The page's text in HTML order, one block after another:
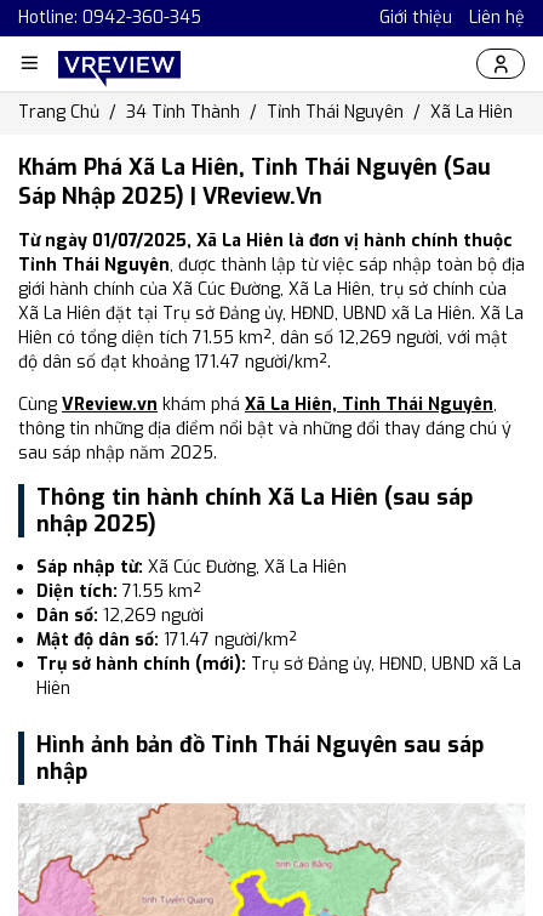
Hotline: 0942-360-345 Giới thiệu Liên hệ
Trang Chủ 34 Tỉnh Thành Tỉnh Thái Nguyên Xã La Hiên
Khám Phá Xã La Hiên, Tỉnh Thái Nguyên (Sau
Sáp Nhập 2025) | VReview.vn
Từ ngày 01/07/2025, Xã La Hiên là đơn vị hành chính thuộc
Tỉnh Thái Nguyên, được thành lập từ việc sáp nhập toàn bộ địa
giới hành chính của Xã Cúc Đường, Xã La Hiên, trụ sở chính của
Xã La Hiên đặt tại Trụ sở Đảng ủy, HĐND, UBND xã La Hiên. Xã La
Hiên có tổng diện tích 71.55 km², dân số 12,269 người, với mật
độ dân số đạt khoảng 171.47 người/km².
Cùng VReview.vn khám phá Xã La Hiên, Tỉnh Thái Nguyên,
thông tin những địa điểm nổi bật và những đổi thay đáng chú ý
sau sáp nhập năm 2025.
Thông tin hành chính Xã La Hiên (sau sáp
nhập 2025)
Sáp nhập từ: Xã Cúc Đường, Xã La Hiên
Diện tích: 71.55 km²
Dân số: 12,269 người
Mật độ dân số: 171.47 người/km²
Trụ sở hành chính (mới): Trụ sở Đảng ủy, HĐND, UBND xã La
Hiên
Hình ảnh bản đồ Tỉnh Thái Nguyên sau sáp
nhập